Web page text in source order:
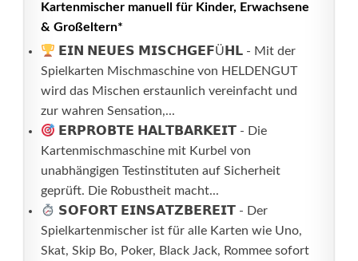
Kartenmischer manuell für Kinder, Erwachsene
& Großeltern*
𝗘𝗜𝗡 𝗡𝗘𝗨𝗘𝗦 𝗠𝗜𝗦𝗖𝗛𝗚𝗘𝗙Ü𝗛𝗟 - Mit der
Spielkarten Mischmaschine von HELDENGUT
wird das Mischen erstaunlich vereinfacht und
zur wahren Sensation,...
𝗘𝗥𝗣𝗥𝗢𝗕𝗧𝗘 𝗛𝗔𝗟𝗧𝗕𝗔𝗥𝗞𝗘𝗜𝗧 - Die
Kartenmischmaschine mit Kurbel von
unabhängigen Testinstituten auf Sicherheit
geprüft. Die Robustheit macht...
𝗦𝗢𝗙𝗢𝗥𝗧 𝗘𝗜𝗡𝗦𝗔𝗧𝗭𝗕𝗘𝗥𝗘𝗜𝗧 - Der
Spielkartenmischer ist für alle Karten wie Uno,
Skat, Skip Bo, Poker, Black Jack, Rommee sofort